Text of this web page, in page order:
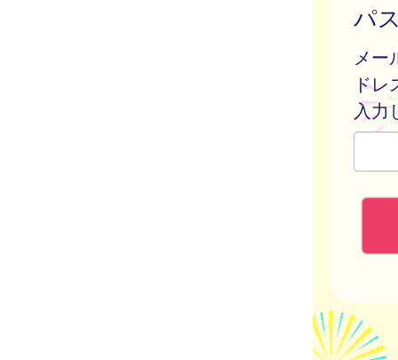
パ
メー
ド
入力